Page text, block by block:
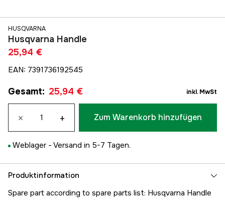
HUSQVARNA
Husqvarna Handle
25,94 €
EAN: 7391736192545
Gesamt: 25,94 € inkl. MwSt
× + Zum Warenkorb hinzufügen
Weblager - Versand in 5-7 Tagen.
Produktinformation
Spare part according to spare parts list: Husqvarna Handle